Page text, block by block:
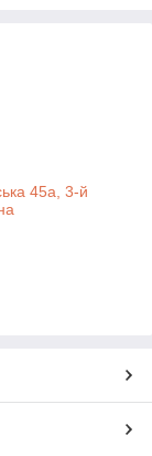
45а, 3-й